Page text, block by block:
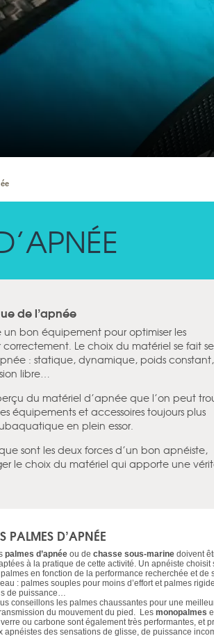
de l’apnée
bon équipement pour optimiser les
Le choix du matériel se fait
: statique, dynamique, poids
libre…
du matériel d’apnée que l’on peut
équipements et accessoires toujours plus
en plein essor.
sont les deux forces d’un bon apnéiste,
le choix du matériel qui apporte une
PALMES D’APNÉE
palmes d’apnée ou de chasse sous-marine doivent
à la pratique de cette activité. Un apnéiste choisit
en fonction de la performance recherchée et de
: palmes souples pour moins d’effort et palmes
de puissance…
conseillons les palmes chaussantes pour une
du mouvement du pied. Les monopalmes
ou carbone sont également très performantes, et
apnéistes des sensations de glisse, de puissance